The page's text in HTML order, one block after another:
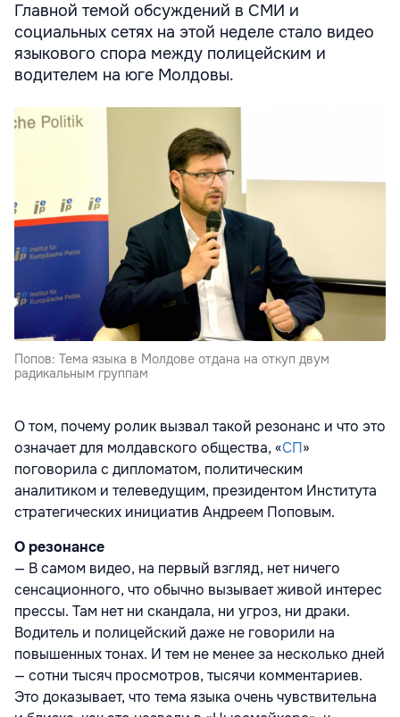
Главной темой обсуждений в СМИ и
социальных сетях на этой неделе стало видео
языкового спора между полицейским и
водителем на юге Молдовы.
Попов: Тема языка в Молдове отдана на откуп двум
радикальным группам
О том, почему ролик вызвал такой резонанс и что это
означает для молдавского общества, «СП»
поговорила с дипломатом, политическим
аналитиком и телеведущим, президентом Института
стратегических инициатив Андреем Поповым.
О резонансе
— В самом видео, на первый взгляд, нет ничего
сенсационного, что обычно вызывает живой интерес
прессы. Там нет ни скандала, ни угроз, ни драки.
Водитель и полицейский даже не говорили на
повышенных тонах. И тем не менее за несколько дней
— сотни тысяч просмотров, тысячи комментариев.
Это доказывает, что тема языка очень чувствительна